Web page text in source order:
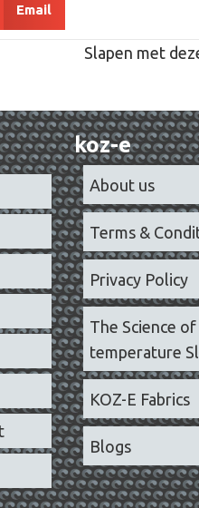
Email
Slapen met
koz-e
About us
Terms &
Privacy Policy
The Science of
temperature
KOZ-E Fabrics
Blogs